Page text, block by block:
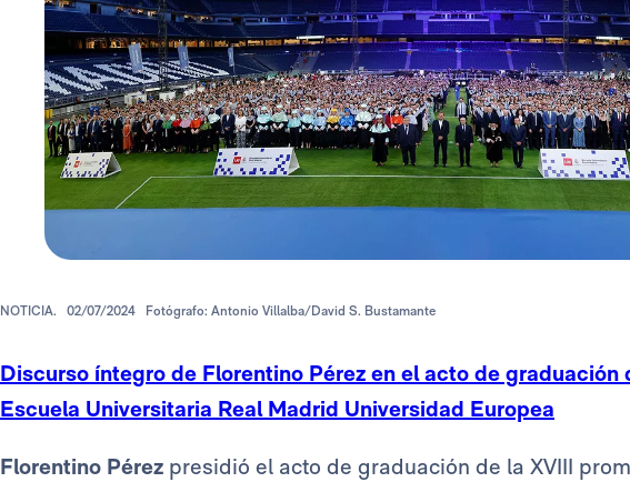
NOTICIA. 02/07/2024 Fotógrafo: Antonio Villalba/David S. Bustamante
Discurso íntegro de Florentino Pérez en el acto de graduación
Escuela Universitaria Real Madrid Universidad Europea
Florentino Pérez presidió el acto de graduación de la XVIII